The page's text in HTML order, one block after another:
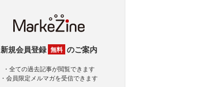
新規会員登録 無料 のご案内
・全ての過去記事が閲覧できます
・会員限定メルマガを受信できます